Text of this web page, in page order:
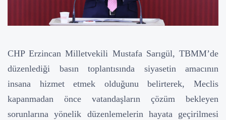
CHP Erzincan Milletvekili Mustafa Sarıgül, TBMM’de
düzenlediği basın toplantısında siyasetin amacının
insana hizmet etmek olduğunu belirterek, Meclis
kapanmadan önce vatandaşların çözüm bekleyen
sorunlarına yönelik düzenlemelerin hayata geçirilmesi